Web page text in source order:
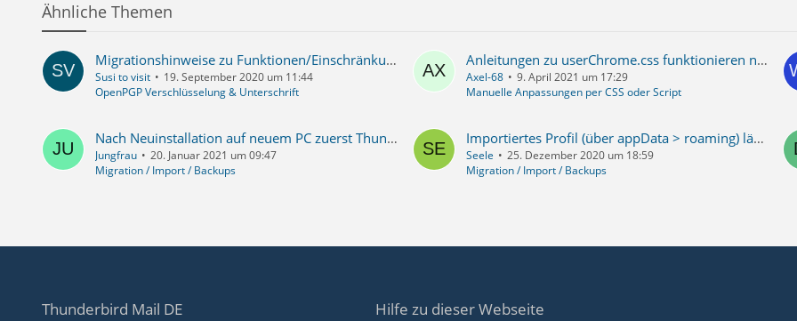
Ähnliche Themen
Migrationshinweise zu Funktionen/Einschränkungen bei OpenPGP in TB 78.2.2.
Susi to visit
19. September 2020 um 11:44
OpenPGP Verschlüsselung & Unterschrift
Anleitungen zu userChrome.css funktionieren nicht
Axel-68
9. April 2021 um 17:29
Manuelle Anpassungen per CSS oder Script
Nach Neuinstallation auf neuem PC zuerst Thunderbird zerschlagen, dann erfolgreiche Reparatur mit Hilfe des Forums, nun sind die "alten" Mails weg
Jungfrau
20. Januar 2021 um 09:47
Migration / Import / Backups
Importiertes Profil (über appData > roaming) lässt sich nur das erste Mal anzeigen
Seele
25. Dezember 2020 um 18:59
Migration / Import / Backups
Thunderbird Mail DE Hilfe zu dieser Webseite